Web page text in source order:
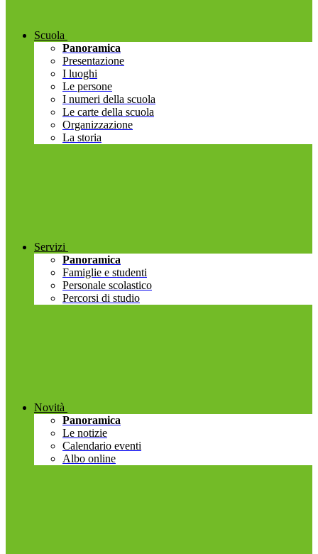
Scuola
Panoramica
Presentazione
I luoghi
Le persone
I numeri della scuola
Le carte della scuola
Organizzazione
La storia
Servizi
Panoramica
Famiglie e studenti
Personale scolastico
Percorsi di studio
Novità
Panoramica
Le notizie
Calendario eventi
Albo online